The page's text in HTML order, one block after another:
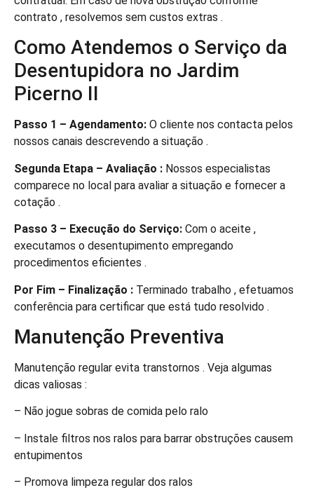
contrato , resolvemos sem custos extras .
Como Atendemos o Serviço da
Desentupidora no Jardim
Picerno II
Passo 1 – Agendamento: O cliente nos contacta pelos
nossos canais descrevendo a situação .
Segunda Etapa – Avaliação : Nossos especialistas
comparece no local para avaliar a situação e fornecer a
cotação .
Passo 3 – Execução do Serviço: Com o aceite ,
executamos o desentupimento empregando
procedimentos eficientes .
Por Fim – Finalização : Terminado trabalho , efetuamos
conferência para certificar que está tudo resolvido .
Manutenção Preventiva
Manutenção regular evita transtornos . Veja algumas
dicas valiosas :
– Não jogue sobras de comida pelo ralo
– Instale filtros nos ralos para barrar obstruções causem
entupimentos
– Promova limpeza regular dos ralos